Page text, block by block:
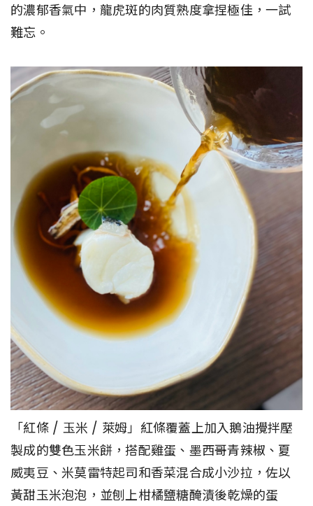
的濃郁香氣中，龍虎斑的肉質熟度拿捏極佳，一試
難忘。
「紅條 / 玉米 / 萊姆」紅條覆蓋上加入鵝油攪拌壓
製成的雙色玉米餅，搭配雞蛋、墨西哥青辣椒、夏
威夷豆、米莫雷特起司和香菜混合成小沙拉，佐以
黃甜玉米泡泡，並刨上柑橘鹽糖醃漬後乾燥的蛋